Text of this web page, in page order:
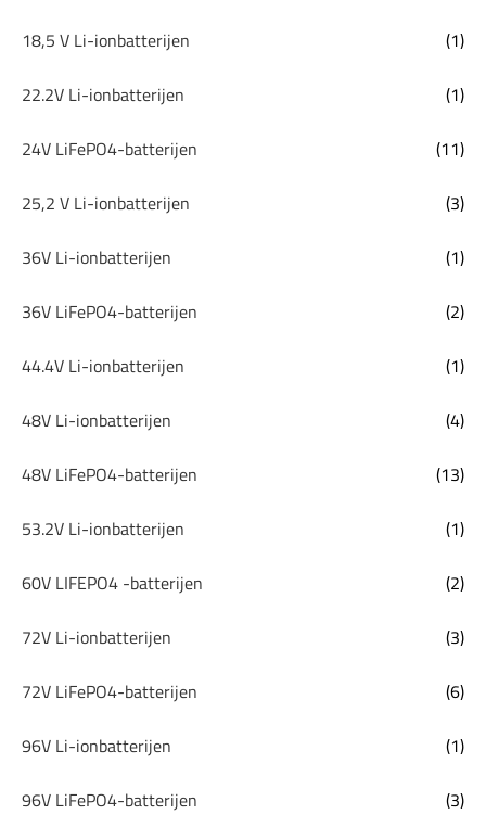
18,5 V Li-ionbatterijen (1)
22.2V Li-ionbatterijen (1)
24V LiFePO4-batterijen (11)
25,2 V Li-ionbatterijen (3)
36V Li-ionbatterijen (1)
36V LiFePO4-batterijen (2)
44.4V Li-ionbatterijen (1)
48V Li-ionbatterijen (4)
48V LiFePO4-batterijen (13)
53.2V Li-ionbatterijen (1)
60V LIFEPO4 -batterijen (2)
72V Li-ionbatterijen (3)
72V LiFePO4-batterijen (6)
96V Li-ionbatterijen (1)
96V LiFePO4-batterijen (3)